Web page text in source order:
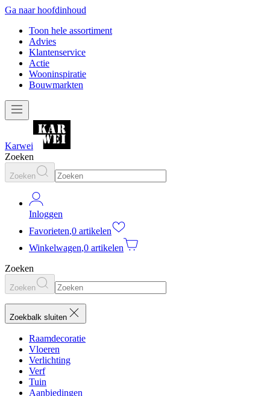
Ga naar hoofdinhoud
Toon hele assortiment
Advies
Klantenservice
Actie
Wooninspiratie
Bouwmarkten
Karwei
Zoeken
Zoeken
Inloggen
Favorieten,0 artikelen
Winkelwagen,0 artikelen
Zoeken
Zoeken
Zoekbalk sluiten
Raamdecoratie
Vloeren
Verlichting
Verf
Tuin
Aanbiedingen